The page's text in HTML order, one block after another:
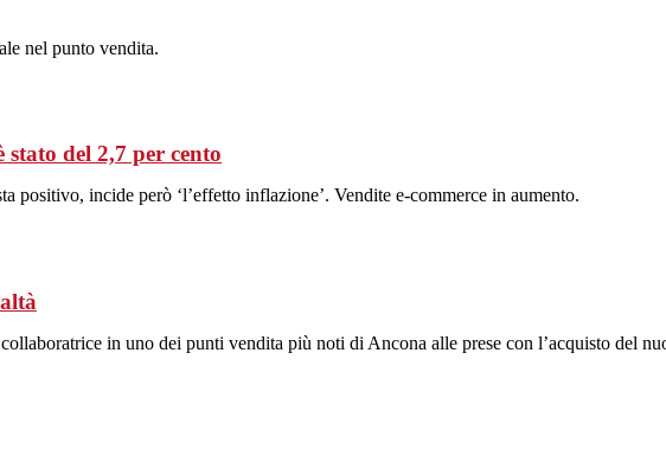
nel punto vendita.
del 2,7 per cento
positivo, incide però ‘l’effetto inflazione’. Vendite e-commerce in aumento.
in uno dei punti vendita più noti di Ancona alle prese con l’acquisto del